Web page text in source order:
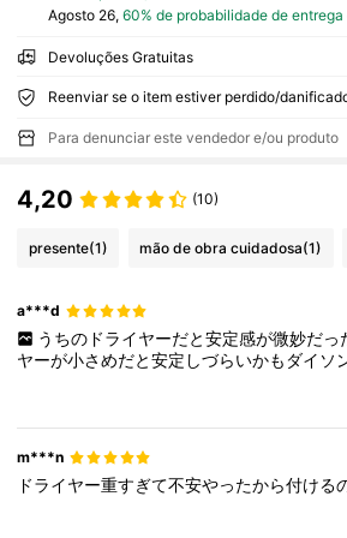
Agosto 26, 60% de probabilidade de entrega
Devoluções Gratuitas
Para denunciar este vendedor e/ou produto
4,20 (10)
presente(1) mão de obra cuidadosa(1)
a***d
うちのドライヤーだと安定感が微妙だっ
ヤーが小さめだと安定しづらいかもダイソ
m***n
ドライヤー重すぎて不安やったから付ける